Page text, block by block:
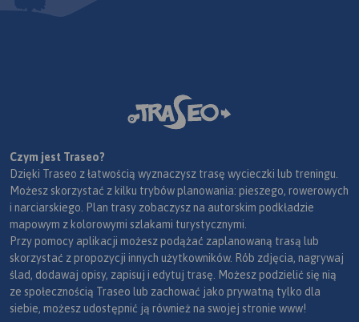
Czym jest Traseo?
Dzięki Traseo z łatwością wyznaczysz trasę wycieczki lub treningu.
Możesz skorzystać z kilku trybów planowania: pieszego, rowerowych
i narciarskiego. Plan trasy zobaczysz na autorskim podkładzie
mapowym z kolorowymi szlakami turystycznymi.
Przy pomocy aplikacji możesz podążać zaplanowaną trasą lub
skorzystać z propozycji innych użytkowników. Rób zdjęcia, nagrywaj
ślad, dodawaj opisy, zapisuj i edytuj trasę. Możesz podzielić się nią
ze społecznością Traseo lub zachować jako prywatną tylko dla
siebie, możesz udostępnić ją również na swojej stronie www!